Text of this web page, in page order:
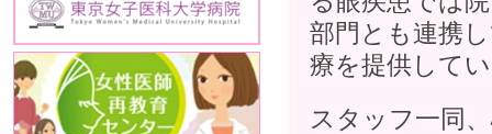
部門とも連携
療を提供して
スタッフ一同